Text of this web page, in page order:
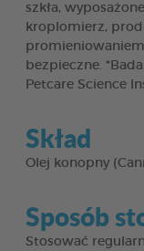
szkła,
kroplomierz,
promieniowaniem
bezpieczne.
Petcare Science
Skład
Olej konopny
Sposób
Stosować